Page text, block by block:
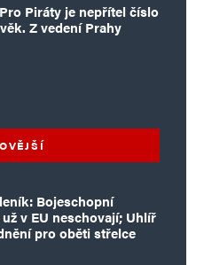
Piráty je nepřítel číslo
Z vedení Prahy
Bojeschopní
v EU neschovají; Uhlíř
pro oběti střelce